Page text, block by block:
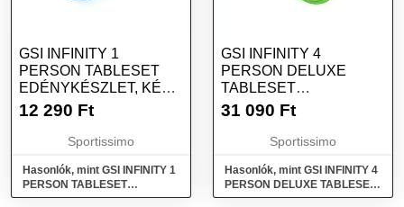
GSI INFINITY 1
PERSON TABLESET
EDÉNYKÉSZLET, KÉK,
MÉRET
12 290 Ft
Sportissimo
Hasonlók, mint GSI INFINITY 1
PERSON TABLESET
Edénykészlet, kék, méret
GSI INFINITY 4
PERSON DELUXE
TABLESET
EDÉNYKÉSZLET, MIX,
31 090 Ft
Sportissimo
Hasonlók, mint GSI INFINITY 4
PERSON DELUXE TABLESET
Edénykészlet, mix, méret